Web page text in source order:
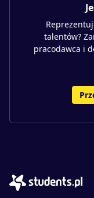
talentów?
pracodawca i